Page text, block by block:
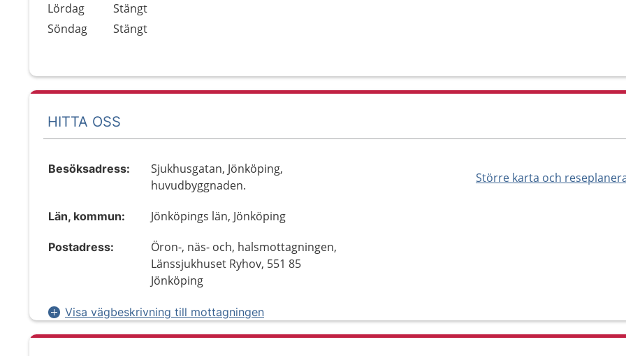
Lördag
Stängt
Söndag
Stängt
HITTA OSS
Större karta och
Besöksadress:
Sjukhusgatan, Jönköping,
huvudbyggnaden.
Län, kommun: Jönköpings län, Jönköping
Postadress:
Öron-, näs- och, halsmottagningen,
Länssjukhuset Ryhov, 551 85
Jönköping
Visa vägbeskrivning till mottagningen